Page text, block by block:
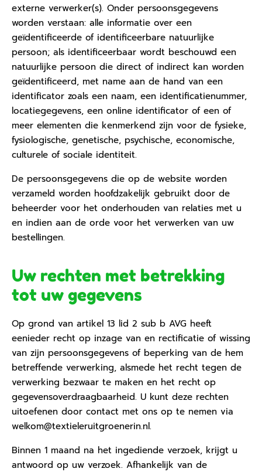
externe verwerker(s). Onder persoonsgegevens
worden verstaan: alle informatie over een
geïdentificeerde of identificeerbare natuurlijke
persoon; als identificeerbaar wordt beschouwd een
natuurlijke persoon die direct of indirect kan worden
geïdentificeerd, met name aan de hand van een
identificator zoals een naam, een identificatienummer,
locatiegegevens, een online identificator of een of
meer elementen die kenmerkend zijn voor de fysieke,
fysiologische, genetische, psychische, economische,
culturele of sociale identiteit.
De persoonsgegevens die op de website worden
verzameld worden hoofdzakelijk gebruikt door de
beheerder voor het onderhouden van relaties met u
en indien aan de orde voor het verwerken van uw
bestellingen.
Uw rechten met betrekking
tot uw gegevens
Op grond van artikel 13 lid 2 sub b AVG heeft
eenieder recht op inzage van en rectificatie of wissing
van zijn persoonsgegevens of beperking van de hem
betreffende verwerking, alsmede het recht tegen de
verwerking bezwaar te maken en het recht op
gegevensoverdraagbaarheid. U kunt deze rechten
uitoefenen door contact met ons op te nemen via
welkom@textieleruitgroenerin.nl.
Binnen 1 maand na het ingediende verzoek, krijgt u
antwoord op uw verzoek. Afhankelijk van de